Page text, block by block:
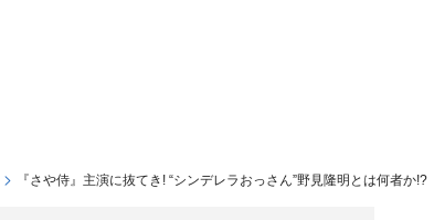
『さや侍』主演に抜てき! “シンデレラおっさん”野見隆明とは何者か!?